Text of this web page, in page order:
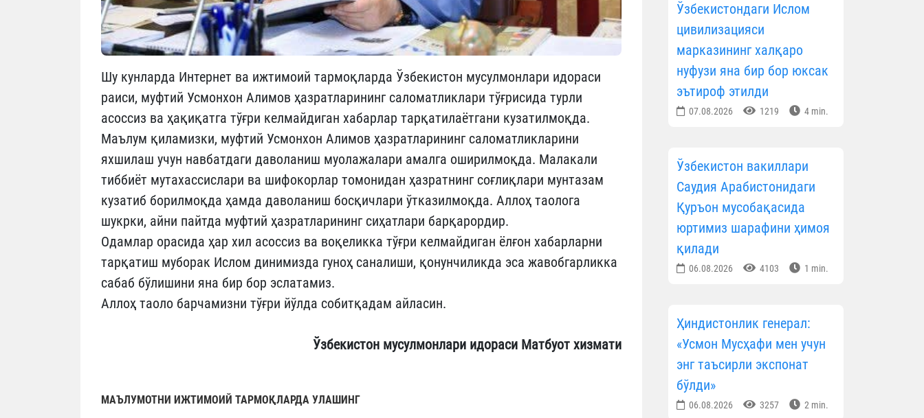
Шу кунларда Интернет ва ижтимоий тармоқларда Ўзбекистон мусулмонлари идораси
раиси, муфтий Усмонхон Алимов ҳазратларининг саломатликлари тўғрисида турли
асоссиз ва ҳақиқатга тўғри келмайдиган хабарлар тарқатилаётгани кузатилмоқда.
Маълум қиламизки, муфтий Усмонхон Алимов ҳазратларининг саломатликларини
яхшилаш учун навбатдаги даволаниш муолажалари амалга оширилмоқда. Малакали
тиббиёт мутахассислари ва шифокорлар томонидан ҳазратнинг соғлиқлари мунтазам
кузатиб борилмоқда ҳамда даволаниш босқичлари ўтказилмоқда. Аллоҳ таолога
шукрки, айни пайтда муфтий ҳазратларининг сиҳатлари барқарордир.
Одамлар орасида ҳар хил асоссиз ва воқеликка тўғри келмайдиган ёлғон хабарларни
тарқатиш муборак Ислом динимизда гуноҳ саналиши, қонунчиликда эса жавобгарликка
сабаб бўлишини яна бир бор эслатамиз.
Аллоҳ таоло барчамизни тўғри йўлда собитқадам айласин.
Ўзбекистон мусулмонлари идораси Матбуот хизмати
МАЪЛУМОТНИ ИЖТИМОИЙ ТАРМОҚЛАРДА УЛАШИНГ
Ўзбекистондаги Ислом
цивилизацияси
марказининг халқаро
нуфузи яна бир бор юксак
эътироф этилди
07.08.2026 1219 4 min.
Ўзбекистон вакиллари
Саудия Арабистонидаги
Қуръон мусобақасида
юртимиз шарафини ҳимоя
қилади
06.08.2026 4103 1 min.
Ҳиндистонлик генерал:
«Усмон Мусҳафи мен учун
энг таъсирли экспонат
бўлди»
06.08.2026 3257 2 min.